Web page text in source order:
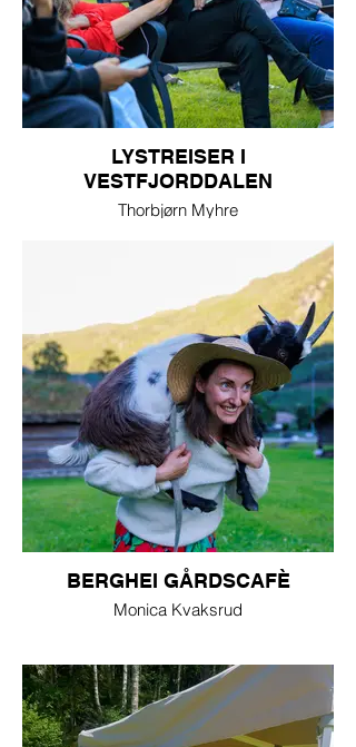
LYSTREISER I
VESTFJORDDALEN
Thorbjørn Myhre
BERGHEI GÅRDSCAFÈ
Monica Kvaksrud